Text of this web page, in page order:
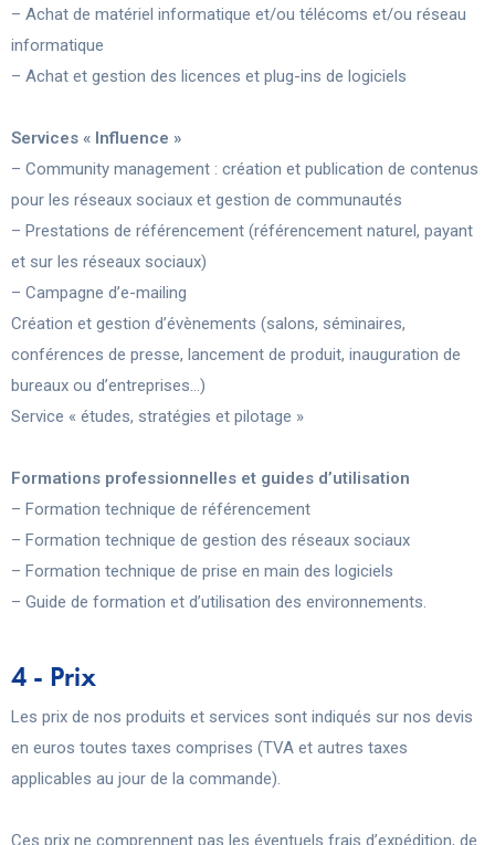
– Achat de matériel informatique et/ou télécoms et/ou réseau
informatique
– Achat et gestion des licences et plug-ins de logiciels
Services « Influence »
– Community management : création et publication de contenus
pour les réseaux sociaux et gestion de communautés
– Prestations de référencement (référencement naturel, payant
et sur les réseaux sociaux)
– Campagne d’e-mailing
Création et gestion d’évènements (salons, séminaires,
conférences de presse, lancement de produit, inauguration de
bureaux ou d’entreprises…)
Service « études, stratégies et pilotage »
Formations professionnelles et guides d’utilisation
– Formation technique de référencement
– Formation technique de gestion des réseaux sociaux
– Formation technique de prise en main des logiciels
– Guide de formation et d’utilisation des environnements.
4 - Prix
Les prix de nos produits et services sont indiqués sur nos devis
en euros toutes taxes comprises (TVA et autres taxes
applicables au jour de la commande).
Ces prix ne comprennent pas les éventuels frais d’expédition, de